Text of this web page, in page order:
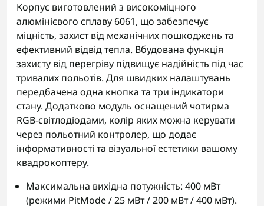
Корпус виготовлений з високоміцного
алюмінієвого сплаву 6061, що забезпечує
міцність, захист від механічних пошкоджень та
ефективний відвід тепла. Вбудована функція
захисту від перегріву підвищує надійність під час
тривалих польотів. Для швидких налаштувань
передбачена одна кнопка та три індикатори
стану. Додатково модуль оснащений чотирма
RGB-світлодіодами, колір яких можна керувати
через польотний контролер, що додає
інформативності та візуальної естетики вашому
квадрокоптеру.
Максимальна вихідна потужність: 400 мВт
(режими PitMode / 25 мВт / 200 мВт / 400 мВт).